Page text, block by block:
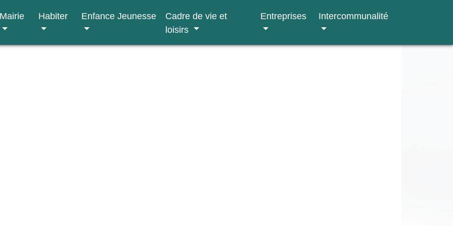
Mairie Habiter Enfance Jeunesse
Cadre de vie et
loisirs
Entreprises Intercommunalité